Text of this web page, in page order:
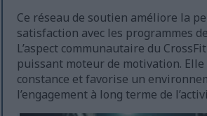
Ce réseau de soutien améliore la
satisfaction avec les programmes
L’aspect communautaire du
puissant moteur de motivation. Elle
constance et favorise un
l’engagement à long terme de